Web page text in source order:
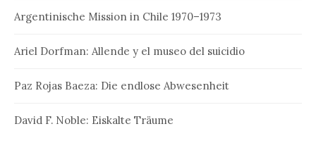
Argentinische Mission in Chile 1970–1973
Ariel Dorfman: Allende y el museo del suicidio
Paz Rojas Baeza: Die endlose Abwesenheit
David F. Noble: Eiskalte Träume